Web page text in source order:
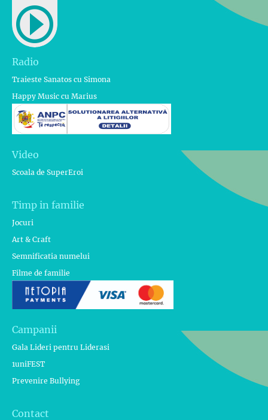
Radio
Traieste Sanatos cu Simona
Happy Music cu Marius
Video
Scoala de SuperEroi
Timp in familie
Jocuri
Art & Craft
Semnificatia numelui
Filme de familie
Campanii
Gala Lideri pentru Liderasi
1uniFEST
Prevenire Bullying
Contact